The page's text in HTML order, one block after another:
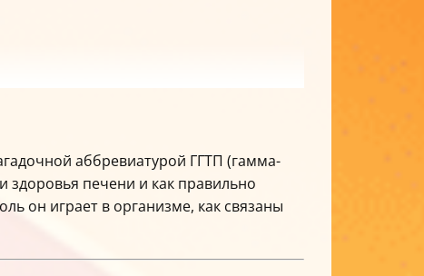
что отказ от алкоголя может снизить
нам о себе через биохимические
аббревиатурой ГГТП (гамма-
здоровья печени и как правильно
он играет в организме, как связаны